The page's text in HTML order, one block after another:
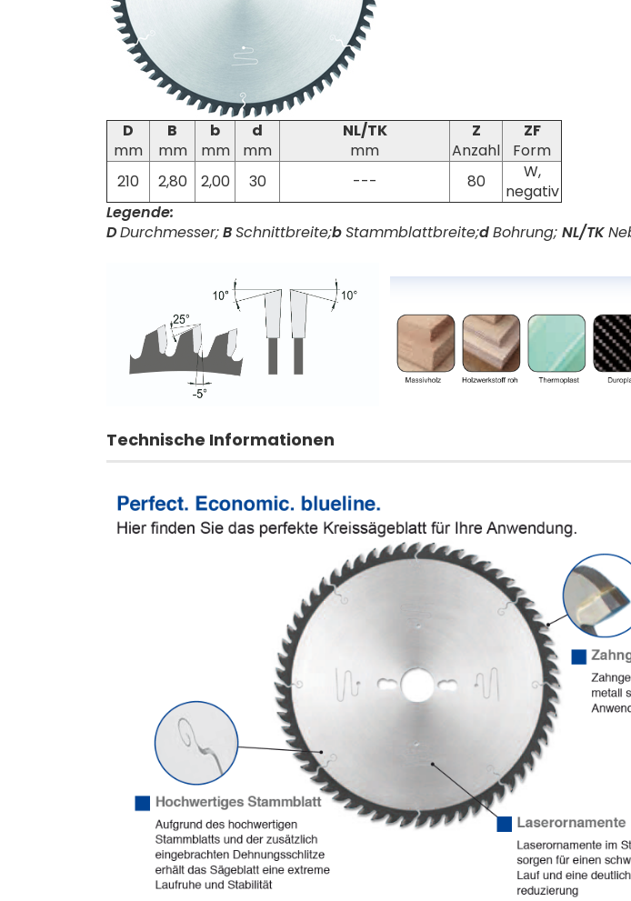
D
mm
B
mm
b
mm
d
mm
NL/TK
mm
Z
Anzahl
ZF
Form
210
2,80 2,00 30 --- 80
W,
negativ
Legende:
DDurchmesser;BSchnittbreite;bStammblattbreite;dBohrung; NL/TK
Technische Informationen